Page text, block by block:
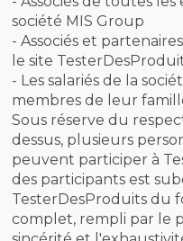
société MIS Group
- Associés et
le site
- Les salariés de la
membres de leur
Sous réserve du
dessus, plusieurs
peuvent participer à
des participants est
TesterDesProduits du
complet, rempli par le